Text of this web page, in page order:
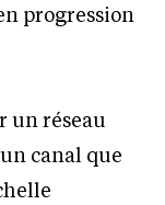
progression
un réseau
canal que